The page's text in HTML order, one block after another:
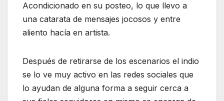
Acondicionado en su posteo, lo que llevo a
una catarata de mensajes jocosos y entre
aliento hacía en artista.
Después de retirarse de los escenarios el indio
se lo ve muy activo en las redes sociales que
lo ayudan de alguna forma a seguir cerca a